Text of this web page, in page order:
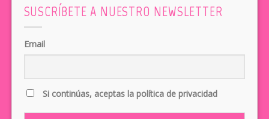
SUSCRÍBETE A NUESTRO NEWSLETTER
Email
Si continúas, aceptas la política de privacidad